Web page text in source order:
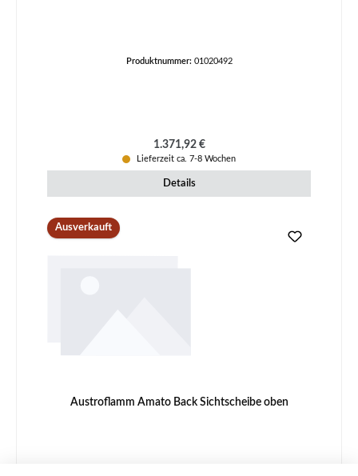
Produktnummer: 01020492
Regulärer Preis:
1.371,92 €
Lieferzeit ca. 7-8 Wochen
Details
Ausverkauft
Austroflamm Amato Back Sichtscheibe oben